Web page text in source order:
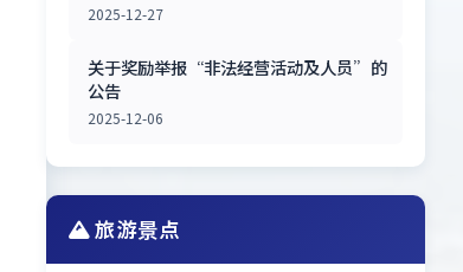
2025-12-27
关于奖励举报“非法经营活动及人员”的
公告
2025-12-06
旅游景点